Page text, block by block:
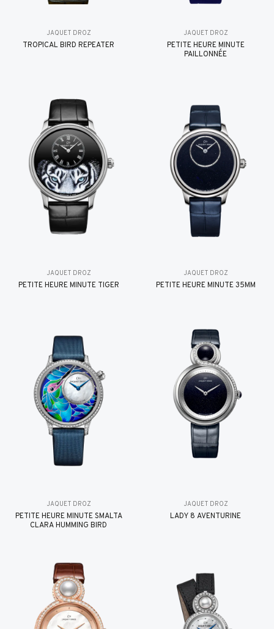
JAQUET DROZ
TROPICAL BIRD REPEATER
JAQUET DROZ
PETITE HEURE MINUTE
PAILLONNÉE
JAQUET DROZ
PETITE HEURE MINUTE TIGER
JAQUET DROZ
PETITE HEURE MINUTE 35MM
JAQUET DROZ
PETITE HEURE MINUTE SMALTA
CLARA HUMMING BIRD
JAQUET DROZ
LADY 8 AVENTURINE